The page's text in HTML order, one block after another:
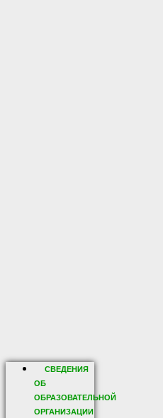
СВЕДЕНИЯ
ОБ
ОБРАЗОВАТЕЛЬНОЙ
ОРГАНИЗАЦИИ